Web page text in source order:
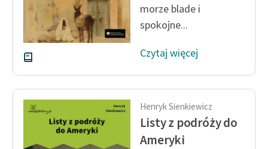
Zasady wykorzystania
Wolnych Lektur
Logotypy
Materiały promocyjne
Polityka prywatności
Regulamin biblioteki
morze blade i
spokojne...
Czytaj więcej
Henryk Sienkiewicz
Listy z podróży do
Ameryki